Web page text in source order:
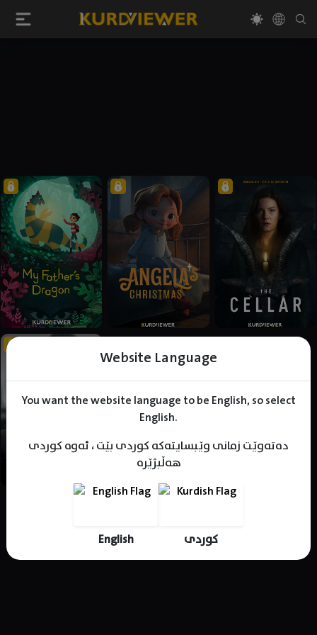
Website Language
You want the website language to be English, so select
English.
دەتەوێت زمانی وێبسایتەکە کوردی بێت ، ئەوە کوردی
هەڵبژێرە
English کوردی
Includes 4 products